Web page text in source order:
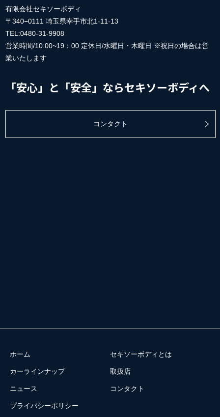
有限会社セキソーボディ
〒340−0111 埼玉県幸手市北1-11-13
TEL:0480-31-9908
営業時間/10:00~19：00 定休日/水曜日・木曜日 ※祝日の場合は営
業いたします
「安心」と「安全」ならセキソーボディへ
コンタクト
ホーム セキソーボディとは
カーラインナップ 取扱店
ニュース コンタクト
プライバシーポリシー